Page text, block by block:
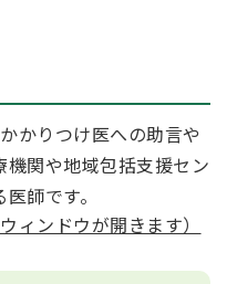
かりつけ医への助言や
関や地域包括支援セン
師です。
ィンドウが開きます）